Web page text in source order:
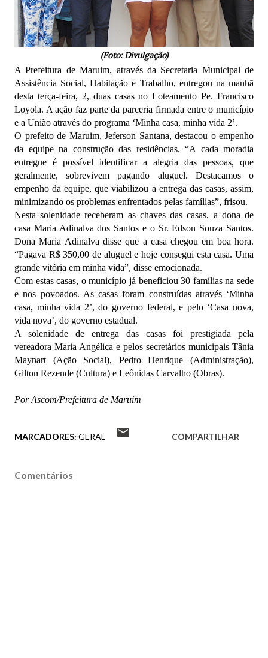
(Foto: Divulgação)
A Prefeitura de Maruim, através da Secretaria Municipal de
Assistência Social, Habitação e Trabalho, entregou na manhã
desta terça-feira, 2, duas casas no Loteamento Pe. Francisco
Loyola. A ação faz parte da parceria firmada entre o município
e a União através do programa ‘Minha casa, minha vida 2’.
O prefeito de Maruim, Jeferson Santana, destacou o empenho
da equipe na construção das residências. “A cada moradia
entregue é possível identificar a alegria das pessoas, que
geralmente, sobrevivem pagando aluguel. Destacamos o
empenho da equipe, que viabilizou a entrega das casas, assim,
minimizando os problemas enfrentados pelas famílias”, frisou.
Nesta solenidade receberam as chaves das casas, a dona de
casa Maria Adinalva dos Santos e o Sr. Edson Souza Santos.
Dona Maria Adinalva disse que a casa chegou em boa hora.
“Pagava R$ 350,00 de aluguel e hoje consegui esta casa. Uma
grande vitória em minha vida”, disse emocionada.
Com estas casas, o município já beneficiou 30 famílias na sede
e nos povoados. As casas foram construídas através ‘Minha
casa, minha vida 2’, do governo federal, e pelo ‘Casa nova,
vida nova’, do governo estadual.
A solenidade de entrega das casas foi prestigiada pela
vereadora Maria Angélica e pelos secretários municipais Tânia
Maynart (Ação Social), Pedro Henrique (Administração),
Gilton Rezende (Cultura) e Leônidas Carvalho (Obras).
Por Ascom/Prefeitura de Maruim
MARCADORES: GERAL COMPARTILHAR
Comentários